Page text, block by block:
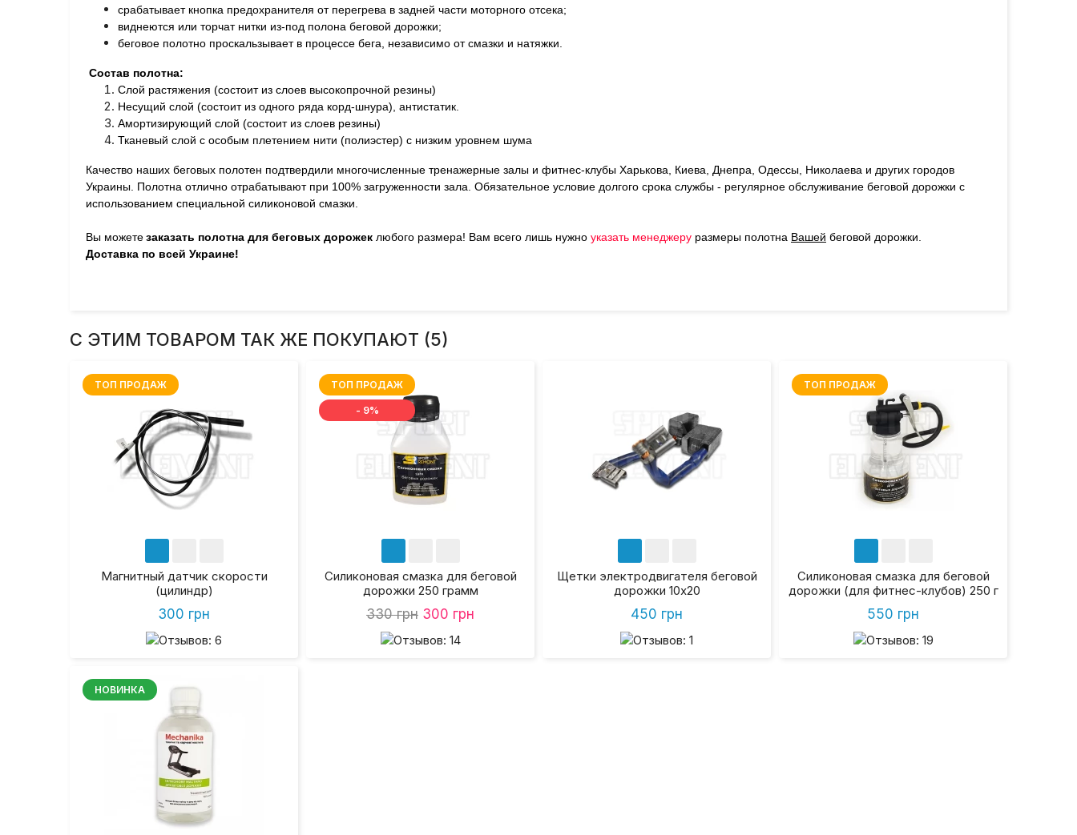
срабатывает кнопка предохранителя от перегрева в задней части моторного отсека;
виднеются или торчат нитки из-под полона беговой дорожки;
беговое полотно проскальзывает в процессе бега, независимо от смазки и натяжки.
Состав полотна:
Слой растяжения (состоит из слоев высокопрочной резины)
Несущий слой (состоит из одного ряда корд-шнура), антистатик.
Амортизирующий слой (состоит из слоев резины)
Тканевый слой с особым плетением нити (полиэстер) с низким уровнем шума
Качество наших беговых полотен подтвердили многочисленные тренажерные залы и фитнес-клубы Харькова, Киева, Днепра, Одессы, Николаева и других городов
Украины. Полотна отлично отрабатывают при 100% загруженности зала. Обязательное условие долгого срока службы - регулярное обслуживание беговой дорожки с
использованием специальной силиконовой смазки.
Вы можетезаказать полотна для беговых дорожек любого размера! Вам всего лишь нужно указать менеджеру размеры полотна Вашей беговой дорожки.
Доставка по всей Украине!
С ЭТИМ ТОВАРОМ ТАК ЖЕ ПОКУПАЮТ (5)
ТОП ПРОДАЖ
Магнитный датчик скорости
(цилиндр)
300 грн
ТОП ПРОДАЖ
- 9%
Силиконовая смазка для беговой
дорожки 250 грамм
330 грн 300 грн
Щетки электродвигателя беговой
дорожки 10х20
450 грн
ТОП ПРОДАЖ
Силиконовая смазка для беговой
дорожки (для фитнес-клубов) 250 г
550 грн
НОВИНКА